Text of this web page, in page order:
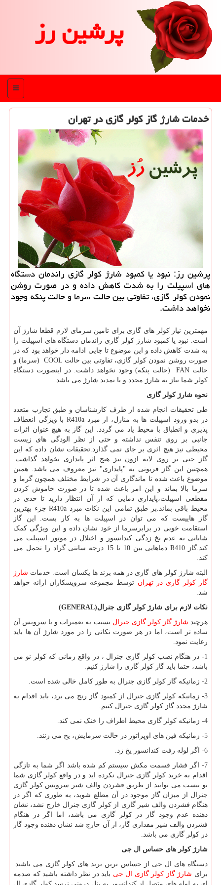
پرشین رز
منو
خدمات شارژ گاز كولر گازی در تهران
پرشین رز: نبود یا كمبود شارژ كولر گازی راندمان دستگاه
های اسپیلت را به شدت كاهش داده و در صورت روشن
نمودن كولر گازی، تفاوتی بین حالت سرما و حالت پنكه وجود
نخواهد داشت.
مهمترین نیاز کولر های گازی برای تامین سرمای لازم قطعا شارژ آن
است. نبود یا کمبود شارژ کولر گازی راندمان دستگاه های اسپیلت را
به شدت کاهش داده و این موضوع تا جایی ادامه دار خواهد بود که در
صورت روشن نمودن کولر گازی، تفاوتی بین حالت COOL
(سرما) و
حالت FAN
(حالت پنکه) وجود نخواهد داشت. در اینصورت دستگاه
کولر شما نیاز به شارژ مجدد و یا تمدید شارژ می باشد.
نحوه شارژ کولر گازی
طی تحقیقات انجام شده از طرف کارشناسان و طبق تجارب متعدد
در بدو ورود اسپیلت ها به منازل، از مبرد R410a با ویژگی انعطاف
پذیری و انطباق با محیط یاد می گردد. این گاز به هیچ عنوان اثرات
جانبی بر روی تنفس نداشته و حتی از نظر الودگی های زیست
محیطی نیز هیچ اثری بر جای نمی گذارد.تحقیقات نشان داده که این
گاز حتی بر روی لایه ازون نیز هیچ اثر پایداری نخواهد گذاشت.
همچنین این گاز فریونی به "پایداری" نیز معروف می باشد. همین
موضوع باعث شده تا ماندگاری آن در شرایط مختلف همچون گرما و
سرما بالا بماند و این امر باعث شده تا در صورت خاموش کردن
مقطعی اسپیلت،پایداری دمایی که از آن انتظار دارید تا حدی در
محیط باقی بماند.بر طبق تمامی این نکات مبرد R410a جزء بهترین
گاز هاییست که می توان در اسپیلت ها به کار بست. این گاز
استقامت خوبی در برابرسرما از خود نشان داده و این ویژگی کمک
شایانی به عدم یخ زدگی کندانسور و اختلال در موتور اسپیلت می
کند.گاز
R410
دماهایی بین 10 تا 15 درجه سانتی گراد را تحمل می
کند.
البته شارژ کولر های گازی در همه برند ها یکسان است. خدمات شارژ
گاز کولر گازی در تهران توسط مجموعه سرویسکاران ارائه خواهد
شد.
نکات لازم برای شارژ کولر گازی جنرال(GENERAL)
هرچند شارژ گاز کولر گازی جنرال نسبت به تعمیرات و یا سرویس آن
ساده تر است، اما در هر صورت نکاتی را در مورد شارژ آن ها باید
رعایت نمود.
1- در هنگام نصب کولر گازی جنرال ، در واقع زمانی که کولر نو می
باشد، حتما باید گاز کولر گازی را شارژ کنیم.
2- زمانیکه گاز کولر گازی جنرال به طور کامل خالی شده است.
3- زمانیکه کولر گازی جنرال از کمبود گاز رنج می برد، باید اقدام به
شارژ مجدد گاز کولر گازی جنرال کنیم.
4- زمانیکه کولر گازی محیط اطراف را خنک نمی کند.
5- زمانیکه فین های اوپراتور در حالت سرمایش، یخ می زنند.
6- اگر لوله رفت کندانسور یخ زد.
7- اگر فشار قسمت مکش سیستم کم شده باشد اگر شما به تازگی
اقدام به خرید کولر گازی جنرال نکرده اید و در واقع کولر گازی شما
نو نیست می توانید از طریق فشردن والف شیر سرویس کولر گازی
جنرال از میزان گاز موجود در آن مطلع شوید، به طوری که اگر در
هنگام فشردن والف شیر گازی از کولر گازی جنرال خارج نشد، نشان
دهنده عدم وجود گاز در کولر گازی می باشد، اما اگر در هنگام
فشردن والف شیر مقداری گاز، از آن خارج شد نشان دهنده وجود گاز
در کولر گازی می باشد.
شارژ کولر های حساس ال جی
دستگاه های ال جی از حساس ترین برند های کولر گازی می باشند.
برای شارژ گاز کولر گازی ال جی باید در نظر داشته باشید که صدمه
ای به لوله های متصل از کندانسور به پنل درونی نرسد.کولر گازی ال